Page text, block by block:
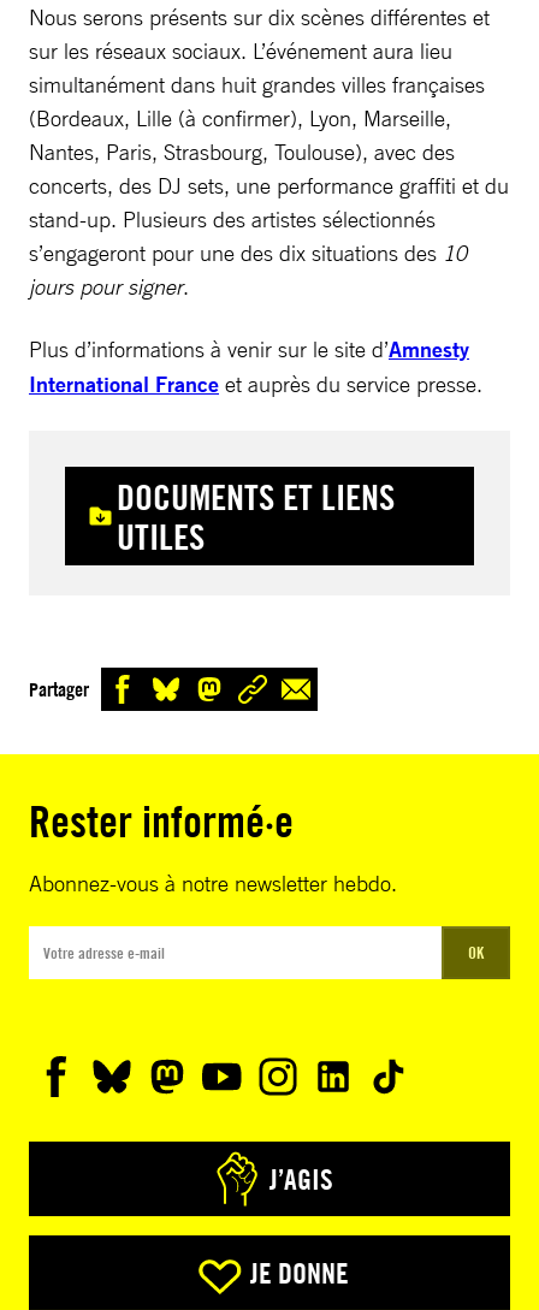
Nous serons présents sur dix scènes différentes et
sur les réseaux sociaux. L’événement aura lieu
simultanément dans huit grandes villes françaises
(Bordeaux, Lille (à confirmer), Lyon, Marseille,
Nantes, Paris, Strasbourg, Toulouse), avec des
concerts, des DJ sets, une performance graffiti et du
stand-up. Plusieurs des artistes sélectionnés
s’engageront pour une des dix situations des 10
jours pour signer.
Plus d’informations à venir sur le site d’Amnesty
International France et auprès du service presse.
DOCUMENTS ET LIENS
UTILES
Partager
Rester informé·e
Abonnez-vous à notre newsletter hebdo.
OK
J’AGIS
JE DONNE